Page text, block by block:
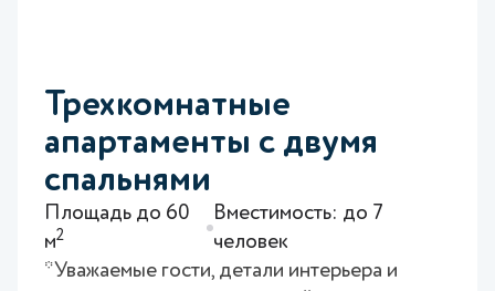
Трехкомнатные
апартаменты с двумя
спальнями
Площадь до 60
м2
Вместимость: до 7
человек
*Уважаемые гости, детали интерьера и